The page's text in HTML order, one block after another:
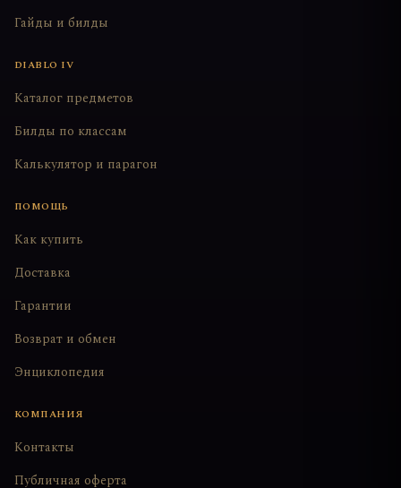
Гайды и билды
DIABLO IV
Каталог предметов
Билды по классам
Калькулятор и парагон
ПОМОЩЬ
Как купить
Доставка
Гарантии
Возврат и обмен
Энциклопедия
КОМПАНИЯ
Контакты
Публичная оферта